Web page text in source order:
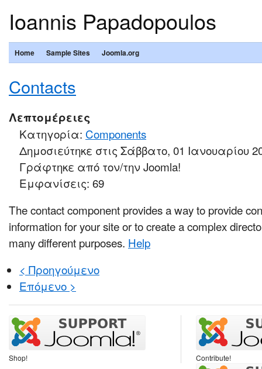
Ioannis Papadopoulos
Home Sample Sites Joomla.org
Contacts
Λεπτομέρειες
Κατηγορία: Components
Δημοσιεύτηκε στις Σάββατο, 01 Ιανουαρίου
Γράφτηκε από τον/την Joomla!
Εμφανίσεις: 69
The contact component provides a way to provide
information for your site or to create a complex
many different purposes. Help
< Προηγούμενο
Επόμενο >
Shop! Contribute!